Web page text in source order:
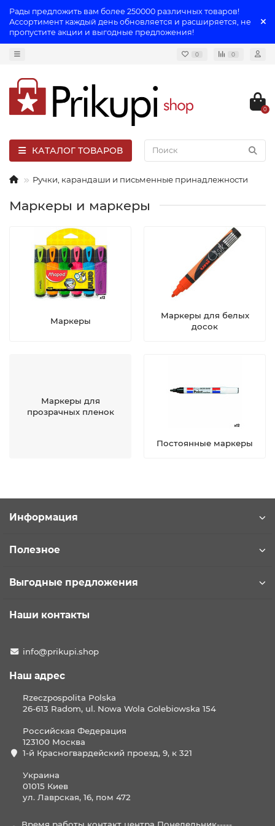
Рады предложить вам более 250000 различных товаров!
Ассортимент каждый день обновляется и расширяется, не
пропустите акции и выгодные предложения!
0 0
0
КАТАЛОГ ТОВАРОВ
Ручки, карандаши и письменные принадлежности
Маркеры и маркеры
Маркеры
Маркеры для белых
досок
Маркеры для
прозрачных пленок
Постоянные маркеры
Информация
Полезное
Выгодные предложения
Наши контакты
info@prikupi.shop
Наш адрес
Rzeczpospolita Polska
26-613 Radom, ul. Nowa Wola Golebiowska 154
Российская Федерация
123100 Москва
1-й Красногвардейский проезд, 9, к 321
Украина
01015 Киев
ул. Лаврская, 16, пом 472